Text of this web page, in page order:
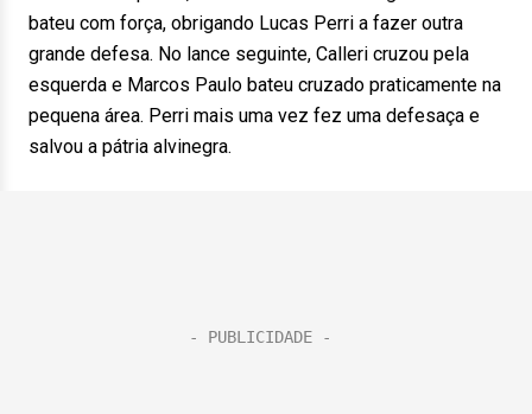
bateu com força, obrigando Lucas Perri a fazer outra
grande defesa. No lance seguinte, Calleri cruzou pela
esquerda e Marcos Paulo bateu cruzado praticamente na
pequena área. Perri mais uma vez fez uma defesaça e
salvou a pátria alvinegra.